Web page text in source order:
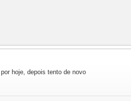
hoje, depois tento de novo